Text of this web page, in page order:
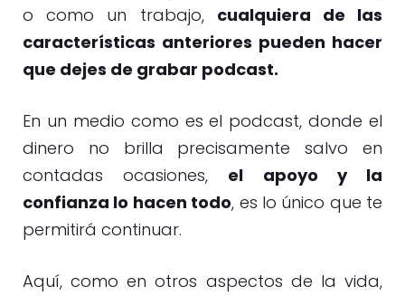
o como un trabajo, cualquiera de las
características anteriores pueden hacer
que dejes de grabar podcast.
En un medio como es el podcast, donde el
dinero no brilla precisamente salvo en
contadas ocasiones, el apoyo y la
confianza lo hacen todo, es lo único que te
permitirá continuar.
Aquí, como en otros aspectos de la vida,